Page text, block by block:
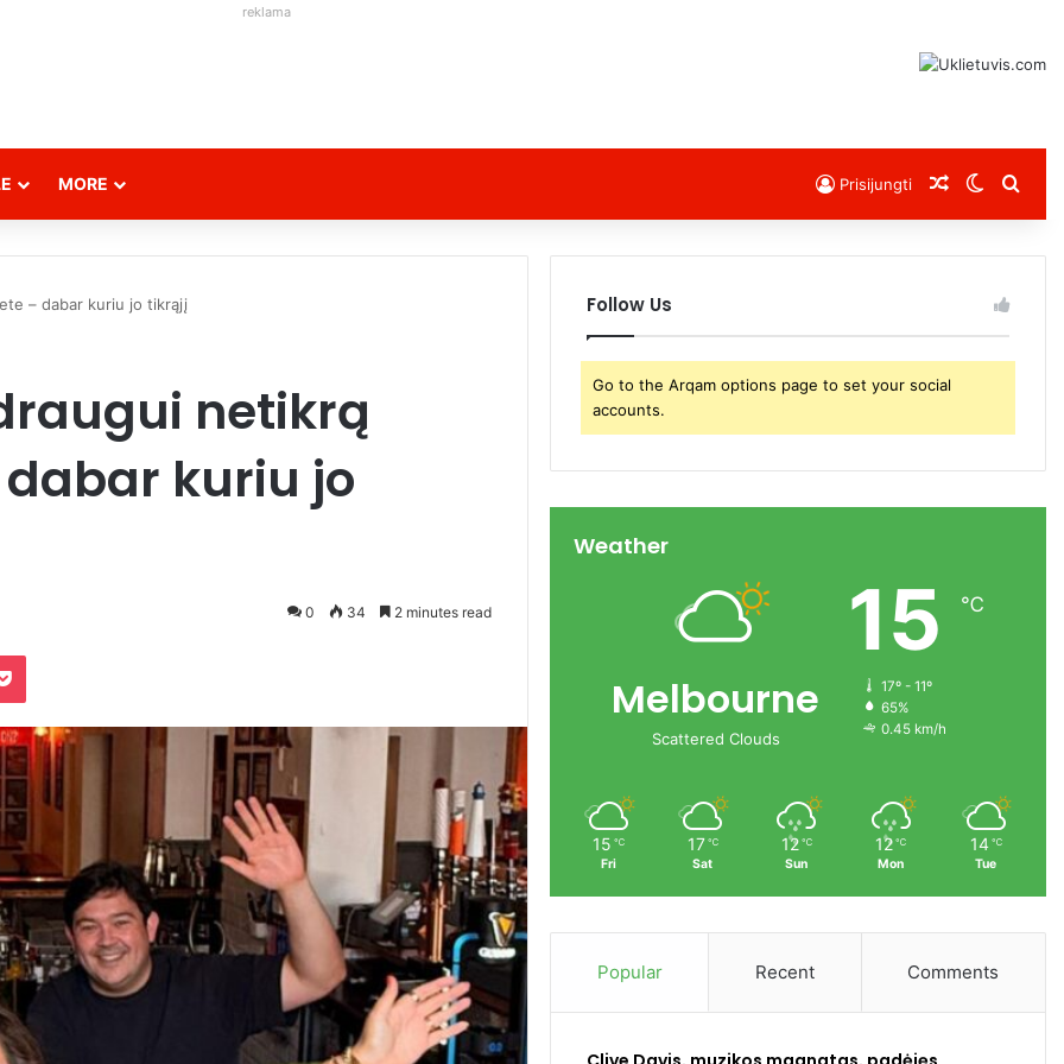
reklama
MORE Prisijungti Atsitiktinis
Switch
– dabar kuriu jo tikrąjį
netikrą
kuriu jo
0 34 2 minutes read
Follow Us
Go to the Arqam options page to set your social
accounts.
Weather
Melbourne
Scattered Clouds
15 ℃
17º - 11º
65%
0.45 km/h
15 ℃
Fri
17 ℃
Sat
12 ℃
Sun
12 ℃
Mon
14 ℃
Tue
Popular Recent Comments